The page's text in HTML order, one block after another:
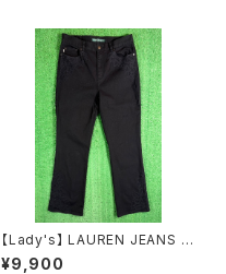
【Lady's】 LAUREN JEANS R
ALPH LAUREN レースデザイ
¥9,900